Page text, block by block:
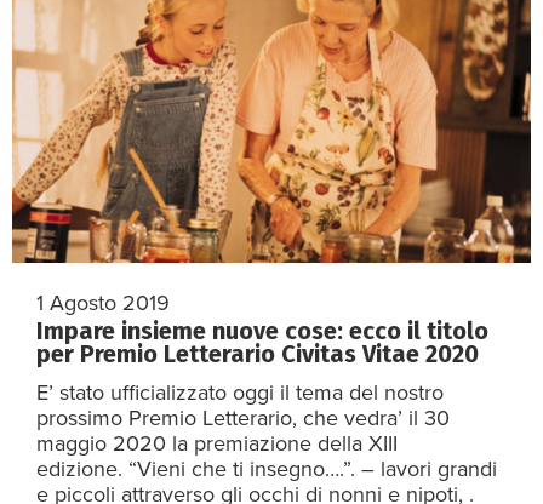
1 Agosto 2019
Impare insieme nuove cose: ecco il titolo
per Premio Letterario Civitas Vitae 2020
E’ stato ufficializzato oggi il tema del nostro
prossimo Premio Letterario, che vedra’ il 30
maggio 2020 la premiazione della XIII
edizione. “Vieni che ti insegno….”. – lavori grandi
e piccoli attraverso gli occhi di nonni e nipoti, .